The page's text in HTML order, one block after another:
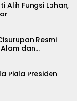
Alih Fungsi Lahan,
Resmi
dan
Piala Presiden